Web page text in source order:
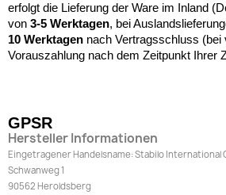
erfolgt die Lieferung der Ware im Inland
von 3-5 Werktagen, bei
10 Werktagen nach Vertragsschluss (bei
Vorauszahlung nach dem Zeitpunkt Ihrer
GPSR
Hersteller Informationen
Eingetragener Handelsname: Stabilo International
Schwanweg 1
90562 Heroldsberg